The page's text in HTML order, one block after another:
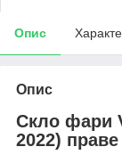
Опис
Опис
Скло фари
2022) праве